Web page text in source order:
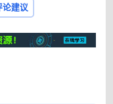
论建议